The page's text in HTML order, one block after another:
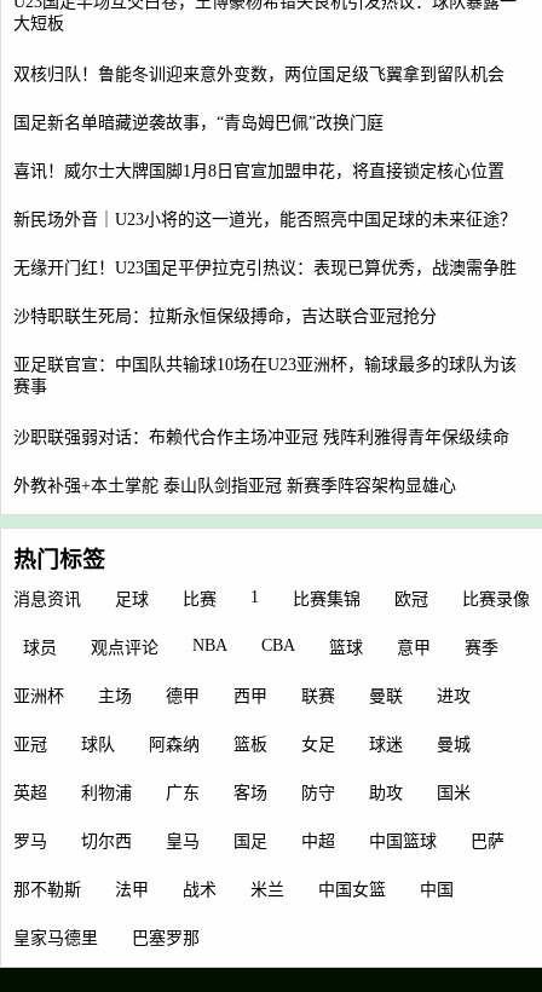
大短板
双核归队！鲁能冬训迎来意外变数，两位国足级飞翼拿到留队机会
国足新名单暗藏逆袭故事，“青岛姆巴佩”改换门庭
喜讯！威尔士大牌国脚1月8日官宣加盟申花，将直接锁定核心位置
新民场外音｜U23小将的这一道光，能否照亮中国足球的未来征途？
无缘开门红！U23国足平伊拉克引热议：表现已算优秀，战澳需争胜
沙特职联生死局：拉斯永恒保级搏命，吉达联合亚冠抢分
亚足联官宣：中国队共输球10场在U23亚洲杯，输球最多的球队为该
赛事
沙职联强弱对话：布赖代合作主场冲亚冠 残阵利雅得青年保级续命
外教补强+本土掌舵 泰山队剑指亚冠 新赛季阵容架构显雄心
热门标签
消息资讯 足球 比赛 1 比赛集锦 欧冠 比赛录像
球员 观点评论 NBA CBA 篮球 意甲 赛季
亚洲杯 主场 德甲 西甲 联赛 曼联 进攻
亚冠 球队 阿森纳 篮板 女足 球迷 曼城
英超 利物浦 广东 客场 防守 助攻 国米
罗马 切尔西 皇马 国足 中超 中国篮球 巴萨
那不勒斯 法甲 战术 米兰 中国女篮 中国
皇家马德里 巴塞罗那